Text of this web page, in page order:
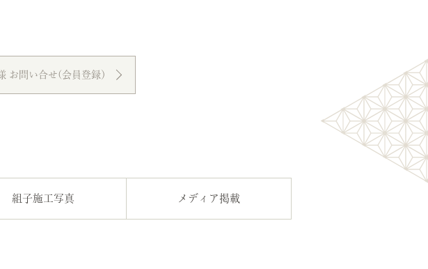
お問い合せ(会員登録）
組子施工写真 メディア掲載